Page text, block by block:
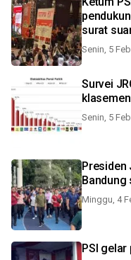
surat
Senin, 5
Survei
Senin, 5
Presiden
Bandung
Minggu, 4
PSI gelar